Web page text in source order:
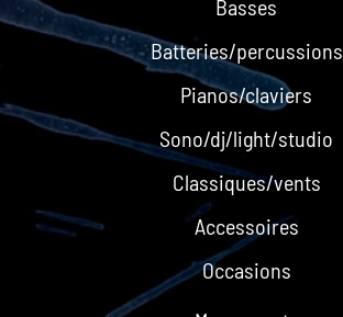
Basses
Batteries/percussions
Pianos/claviers
Sono/dj/light/studio
Classiques/vents
Accessoires
Occasions